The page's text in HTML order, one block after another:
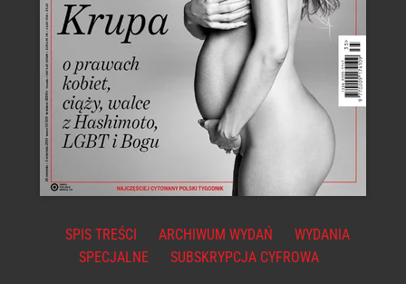
SPIS TREŚCI ARCHIWUM WYDAŃ
WYDANIA
SPECJALNE
SUBSKRYPCJA CYFROWA